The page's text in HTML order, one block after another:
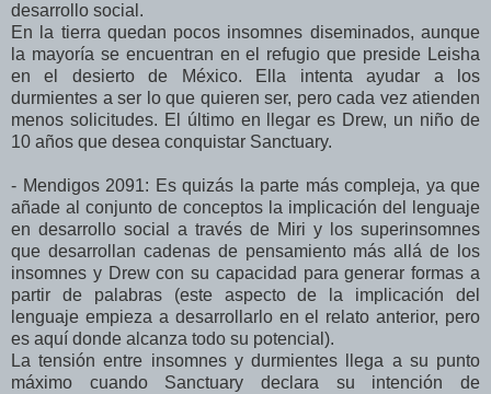
desarrollo social.
En la tierra quedan pocos insomnes diseminados, aunque
la mayoría se encuentran en el refugio que preside Leisha
en el desierto de México. Ella intenta ayudar a los
durmientes a ser lo que quieren ser, pero cada vez atienden
menos solicitudes. El último en llegar es Drew, un niño de
10 años que desea conquistar Sanctuary.
- Mendigos 2091: Es quizás la parte más compleja, ya que
añade al conjunto de conceptos la implicación del lenguaje
en desarrollo social a través de Miri y los superinsomnes
que desarrollan cadenas de pensamiento más allá de los
insomnes y Drew con su capacidad para generar formas a
partir de palabras (este aspecto de la implicación del
lenguaje empieza a desarrollarlo en el relato anterior, pero
es aquí donde alcanza todo su potencial).
La tensión entre insomnes y durmientes llega a su punto
máximo cuando Sanctuary declara su intención de